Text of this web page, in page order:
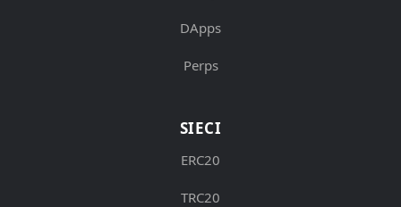
DApps
Perps
SIECI
ERC20
TRC20